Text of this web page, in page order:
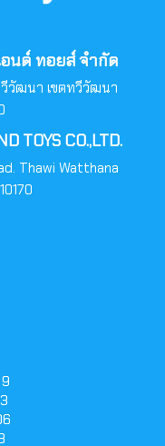
นด์ ทอยส์ จำกัด
วัฒนา เขตทวีวัฒนา
TOYS CO.,LTD.
Thawi Watthana